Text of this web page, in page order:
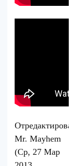
Mr. Mayhem
(Ср, 27 Мар